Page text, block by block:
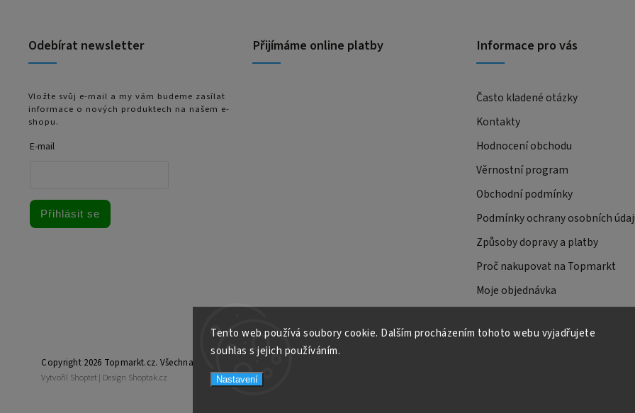
Tento web používá soubory cookie. Dalším procházením tohoto webu vyjadřujete
souhlas s jejich používáním.
Nastavení
Odebírat newsletter
Vložte svůj e-mail a my vám budeme zasílat
informace o nových produktech na našem e-
shopu.
E-mail
Přihlásit se
Přijímáme online platby Informace pro vás
Často kladené otázky
Kontakty
Hodnocení obchodu
Věrnostní program
Obchodní podmínky
Podmínky ochrany osobních
Způsoby dopravy a platby
Proč nakupovat na Topmarkt
Moje objednávka
Copyright 2026 Topmarkt.cz. Všechna práva vyhrazena.
Vytvořil Shoptet | Design Shoptak.cz